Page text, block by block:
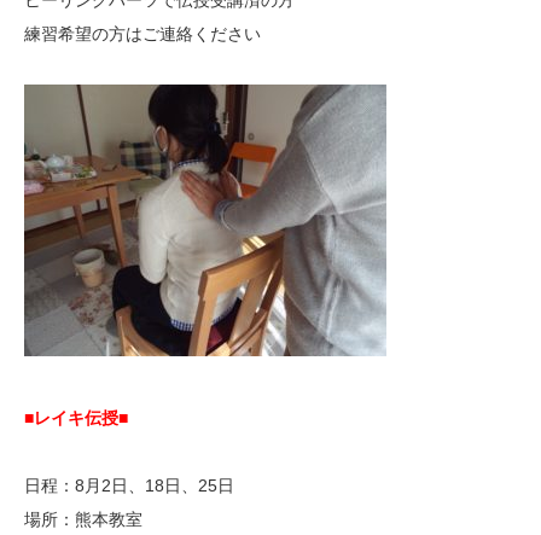
練習希望の方はご連絡ください
■レイキ伝授■
日程：8月2日、18日、25日
場所：熊本教室